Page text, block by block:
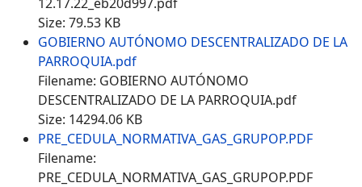
Size: 79.53 KB
GOBIERNO AUTÓNOMO DESCENTRALIZADO DE LA
PARROQUIA.pdf
Filename: GOBIERNO AUTÓNOMO
DESCENTRALIZADO DE LA PARROQUIA.pdf
Size: 14294.06 KB
PRE_CEDULA_NORMATIVA_GAS_GRUPOP.PDF
Filename:
PRE_CEDULA_NORMATIVA_GAS_GRUPOP.PDF